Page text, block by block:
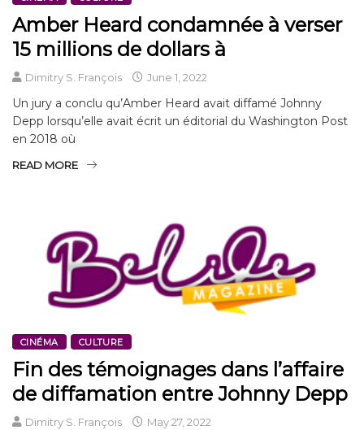
Amber Heard condamnée à verser
15 millions de dollars à
Dimitry S. François June 1, 2022
Un jury a conclu qu’Amber Heard avait diffamé Johnny
Depp lorsqu’elle avait écrit un éditorial du Washington Post
en 2018 où
READ MORE
CINÉMA CULTURE
Fin des témoignages dans l’affaire
de diffamation entre Johnny Depp
Dimitry S. François May 27, 2022